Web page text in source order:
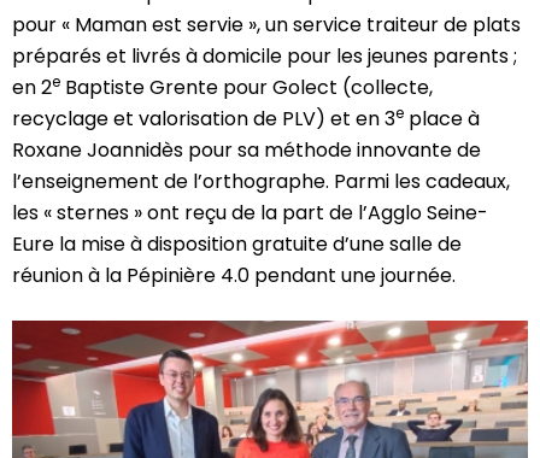
pour « Maman est servie », un service traiteur de plats
préparés et livrés à domicile pour les jeunes parents ;
en 2e Baptiste Grente pour Golect (collecte,
recyclage et valorisation de PLV) et en 3e place à
Roxane Joannidès pour sa méthode innovante de
l’enseignement de l’orthographe. Parmi les cadeaux,
les « sternes » ont reçu de la part de l’Agglo Seine-
Eure la mise à disposition gratuite d’une salle de
réunion à la Pépinière 4.0 pendant une journée.